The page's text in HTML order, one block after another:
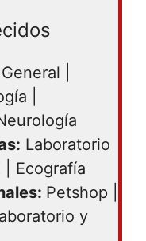
|
|
Laboratorio
| Ecografía
Petshop |
y